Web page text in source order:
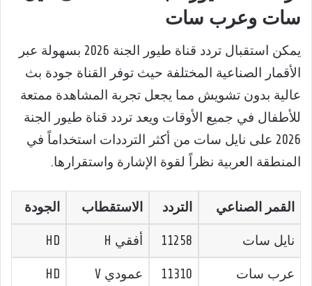
سات وعرب سات
يمكن استقبال تردد قناة طيور الجنة 2026 بسهولة عبر
الأقمار الصناعية المختلفة حيث توفر القناة جودة بث
عالية بدون تشويش مما يجعل تجربة المشاهدة ممتعة
للأطفال في جميع الأوقات ويعد تردد قناة طيور الجنة
2026 على نايل سات من أكثر الترددات استخداماً في
المنطقة العربية نظراً لقوة الإشارة واستقرارها.
القمر الصناعي التردد الاستقطاب الجودة
نايل سات 11258 أفقي H HD
عرب سات 11310 عمودي V HD